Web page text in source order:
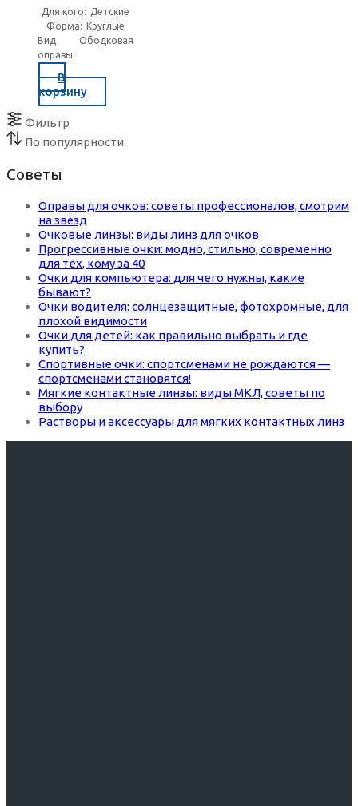
Для кого:
Детские
Форма: Круглые
Вид
оправы:
Ободковая
В
корзину
Фильтр
По популярности
Советы
Оправы для очков: советы профессионалов, смотрим
на звёзд
Очковые линзы: виды линз для очков
Прогрессивные очки: модно, стильно, современно
для тех, кому за 40
Очки для компьютера: для чего нужны, какие
бывают?
Очки водителя: солнцезащитные, фотохромные, для
плохой видимости
Очки для детей: как правильно выбрать и где
купить?
Спортивные очки: спортсменами не рождаются —
спортсменами становятся!
Мягкие контактные линзы: виды МКЛ, советы по
выбору
Растворы и аксессуары для мягких контактных линз